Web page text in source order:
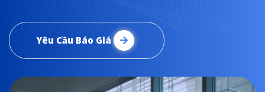
Yêu Cầu Báo Giá